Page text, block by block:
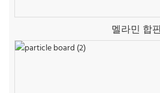
멜라민 합